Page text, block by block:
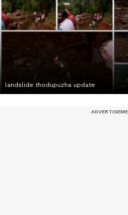
landslide thodupuzha update